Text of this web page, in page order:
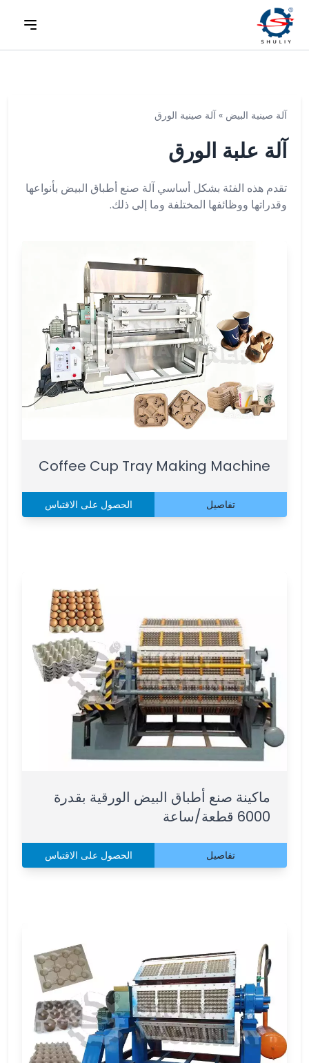
آلة صينية البيض » آلة صينية الورق
آلة علبة الورق
تقدم هذه الفئة بشكل أساسي آلة صنع أطباق البيض بأنواعها
وقدراتها ووظائفها المختلفة وما إلى ذلك.
Coffee Cup Tray Making Machine
تفاصيل الحصول على الاقتباس
ماكينة صنع أطباق البيض الورقية بقدرة
6000 قطعة/ساعة
تفاصيل الحصول على الاقتباس